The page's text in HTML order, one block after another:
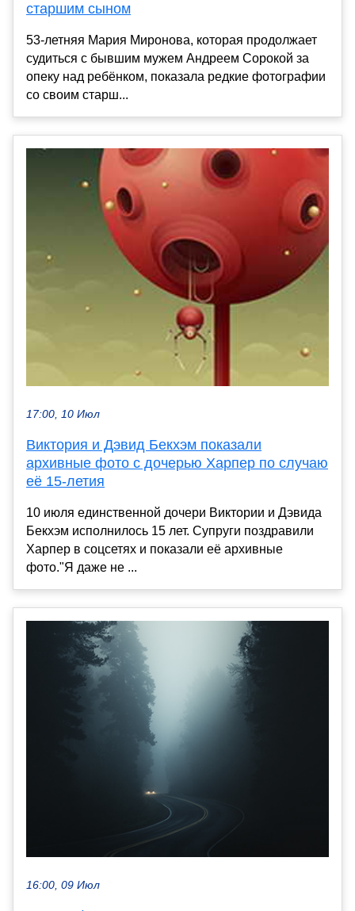
старшим сыном
53-летняя Мария Миронова, которая продолжает
судиться с бывшим мужем Андреем Сорокой за
опеку над ребёнком, показала редкие фотографии
со своим старш...
17:00, 10 Июл
Виктория и Дэвид Бекхэм показали
архивные фото с дочерью Харпер по случаю
её 15-летия
10 июля единственной дочери Виктории и Дэвида
Бекхэм исполнилось 15 лет. Супруги поздравили
Харпер в соцсетях и показали её архивные
фото."Я даже не ...
16:00, 09 Июл